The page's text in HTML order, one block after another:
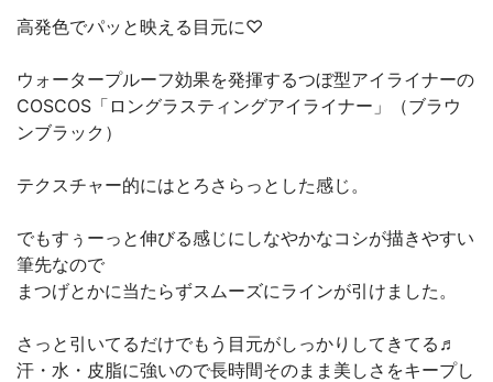
高発色でパッと映える目元に♡
ウォータープルーフ効果を発揮するつぼ型アイライナーの
COSCOS「ロングラスティングアイライナー」（ブラウ
ンブラック）
テクスチャー的にはとろさらっとした感じ。
でもすぅーっと伸びる感じにしなやかなコシが描きやすい
筆先なので
まつげとかに当たらずスムーズにラインが引けました。
さっと引いてるだけでもう目元がしっかりしてきてる♬
汗・水・皮脂に強いので長時間そのまま美しさをキープし